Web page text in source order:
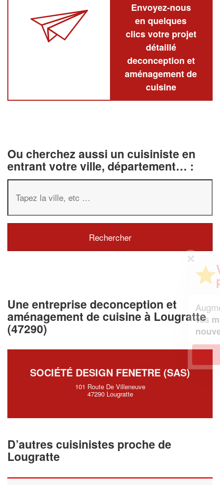
Envoyez-nous
en quelques
clics votre projet
détaillé
deconception et
aménagement de
cuisine
Ou cherchez aussi un cuisiniste en
entrant votre ville, département… :
Une entreprise deconception et
aménagement de cuisine à Lougratte
(47290)
SOCIÉTÉ DESIGN FENETRE (SAS)
101 Route De Villeneuve
47290 Lougratte
D’autres cuisinistes proche de
Lougratte
Augmentez votrechiffre d'affaireset
vosmargestout en gagnant de